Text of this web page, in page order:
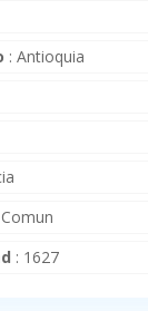
:Antioquia
Comun
: 1627